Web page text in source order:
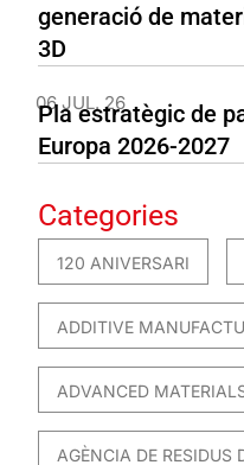
generació de
3D
06 JUL. 26
Pla estratègic de
Europa 2026-2027
Categories
120 ANIVERSARI
ADDITIVE
ADVANCED
AGÈNCIA DE RESIDUS